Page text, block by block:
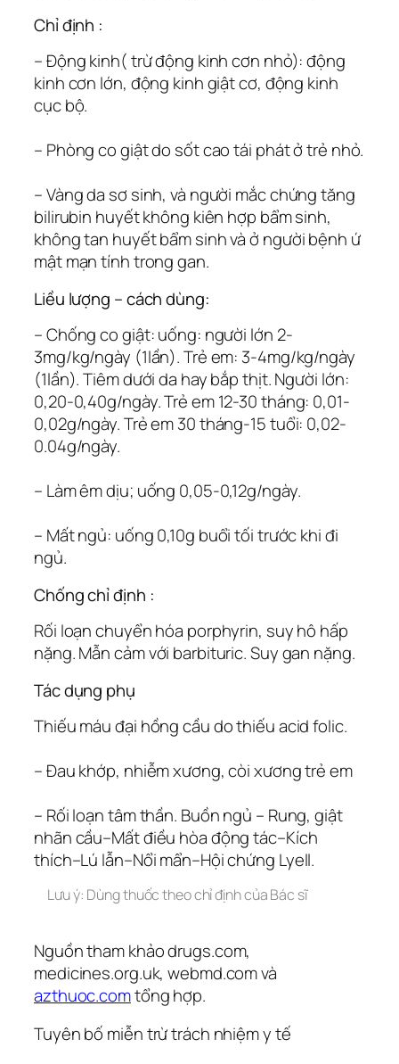
Chỉ định :
– Động kinh( trừ động kinh cơn nhỏ): động
kinh cơn lớn, động kinh giật cơ, động kinh
cục bộ.
– Phòng co giật do sốt cao tái phát ở trẻ nhỏ.
– Vàng da sơ sinh, và người mắc chứng tăng
bilirubin huyết không kiên hợp bẩm sinh,
không tan huyết bẩm sinh và ở người bệnh ứ
mật mạn tính trong gan.
Liều lượng – cách dùng:
– Chống co giật: uống: người lớn 2-
3mg/kg/ngày (1lần). Trẻ em: 3-4mg/kg/ngày
(1lần). Tiêm dưới da hay bắp thịt. Người lớn:
0,20-0,40g/ngày. Trẻ em 12-30 tháng: 0,01-
0,02g/ngày. Trẻ em 30 tháng-15 tuổi: 0,02-
0.04g/ngày.
– Làm êm dịu; uống 0,05-0,12g/ngày.
– Mất ngủ: uống 0,10g buổi tối trước khi đi
ngủ.
Chống chỉ định :
Rối loạn chuyển hóa porphyrin, suy hô hấp
nặng. Mẫn cảm với barbituric. Suy gan nặng.
Tác dụng phụ
Thiếu máu đại hồng cầu do thiếu acid folic.
– Đau khớp, nhiễm xương, còi xương trẻ em
– Rối loạn tâm thần. Buồn ngủ – Rung, giật
nhãn cầu–Mất điều hòa động tác–Kích
thích–Lú lẫn–Nổi mẩn–Hội chứng Lyell.
Lưu ý: Dùng thuốc theo chỉ định của Bác sĩ
Nguồn tham khảo drugs.com,
medicines.org.uk, webmd.com và
azthuoc.comtổng hợp.
Tuyên bố miễn trừ trách nhiệm y tế